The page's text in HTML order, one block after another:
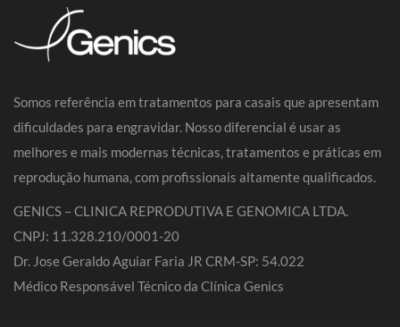
Somos referência em tratamentos para casais que apresentam
dificuldades para engravidar. Nosso diferencial é usar as
melhores e mais modernas técnicas, tratamentos e práticas em
reprodução humana, com profissionais altamente qualificados.
GENICS – CLINICA REPRODUTIVA E GENOMICA LTDA.
CNPJ: 11.328.210/0001-20
Dr. Jose Geraldo Aguiar Faria JR CRM-SP: 54.022
Médico Responsável Técnico da Clínica Genics